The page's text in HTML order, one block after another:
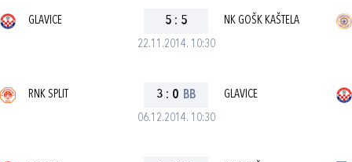
22.11.2014. 10:30
GLAVICE 5 : 5 NK GOŠK KAŠTELA
06.12.2014. 10:30
RNK SPLIT 3 : 0 BB GLAVICE